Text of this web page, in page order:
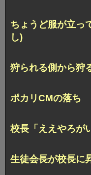
ちょうど服が立
し)
狩られる側から
ポカリCMの落ち
校長「ええやろ
生徒会長が校長